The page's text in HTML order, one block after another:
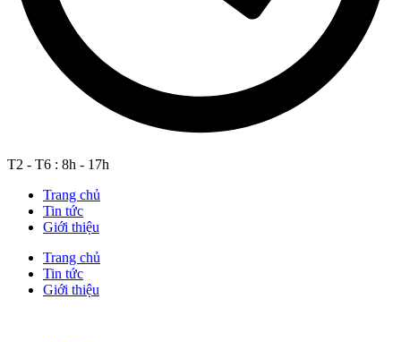
T2 - T6 : 8h - 17h
Trang chủ
Tin tức
Giới thiệu
Trang chủ
Tin tức
Giới thiệu